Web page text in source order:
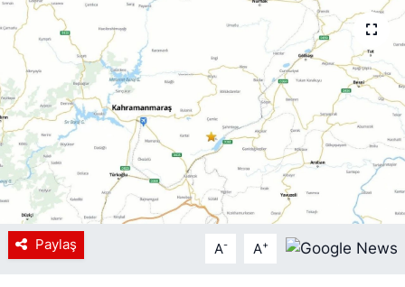
Paylaş A- A+
MAGAZİN
SAĞLIK
Siyaset
YEREL HABER
Haberde insan
Tanıtım
Son Dakika Haberleri
Haber Arşivi